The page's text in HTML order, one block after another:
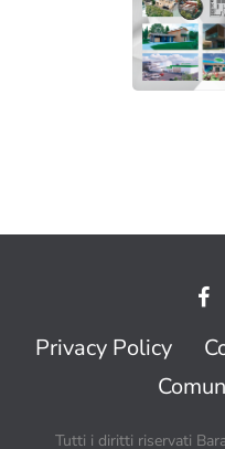
Privacy Policy
Tutti i diritti riservati